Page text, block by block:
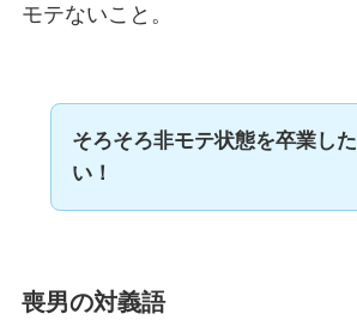
モテないこと。
そろそろ非モテ状態を卒業した
い！
喪男の対義語